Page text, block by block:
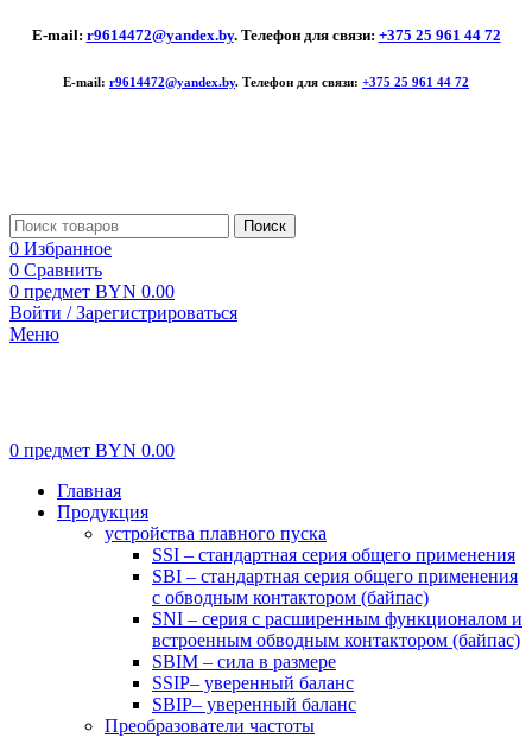
E-mail: r9614472@yandex.by. Телефон для связи: +375 25 961 44 72
E-mail: r9614472@yandex.by. Телефон для связи: +375 25 961 44 72
Поиск
0 Избранное
0 Сравнить
0 предмет BYN 0.00
Войти / Зарегистрироваться
Меню
0 предмет BYN 0.00
Главная
Продукция
устройства плавного пуска
SSI – стандартная серия общего применения
SBI – стандартная серия общего применения
с обводным контактором (байпас)
SNI – серия с расширенным функционалом и
встроенным обводным контактором (байпас)
SBIM – сила в размере
SSIP– уверенный баланс
SBIP– уверенный баланс
Преобразователи частоты